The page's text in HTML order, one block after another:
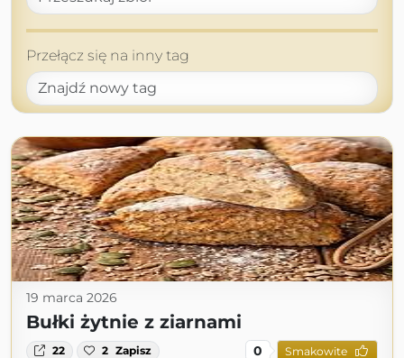
Przełącz się na inny tag
19 marca 2026
Bułki żytnie z ziarnami
22 2 Zapisz 0 Smakowite